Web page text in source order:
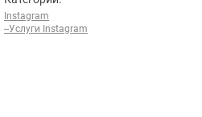
Instagram
--Услуги Instagram